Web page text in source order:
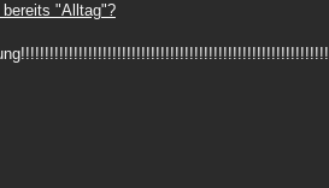
"Alltag"?